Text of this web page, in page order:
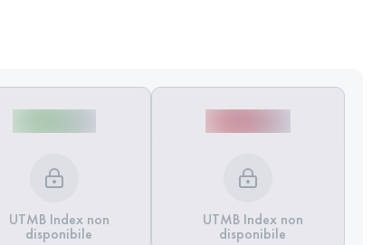
UTMB Index non
disponibile
UTMB Index non
disponibile